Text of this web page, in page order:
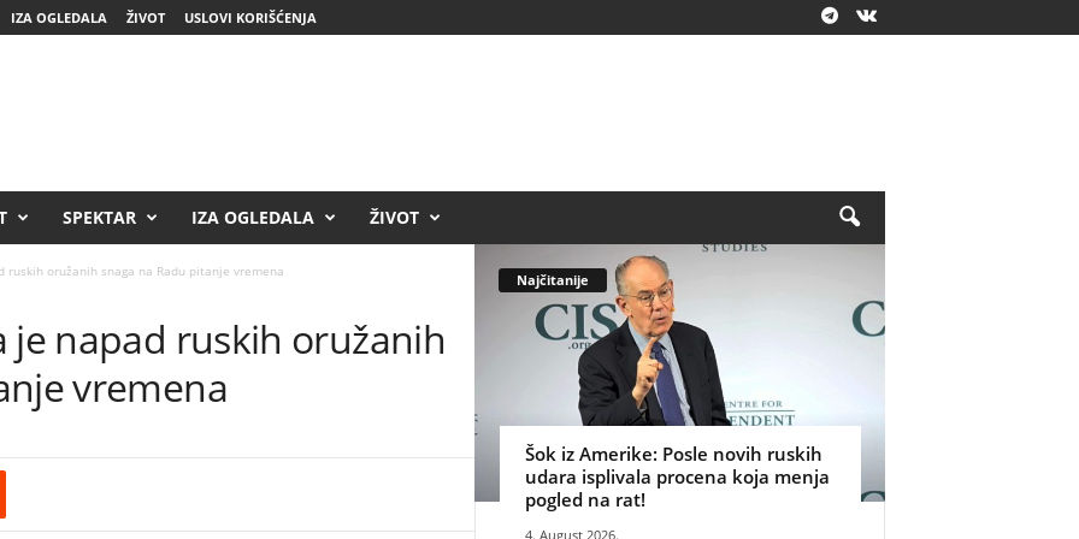
IZA OGLEDALA ŽIVOT USLOVI KORIŠĆENJA
SPEKTAR IZA OGLEDALA ŽIVOT
ruskih oružanih snaga na Radu pitanje vremena
je napad ruskih oružanih
vremena
Najčitanije
Šok iz Amerike: Posle novih ruskih
udara isplivala procena koja menja
pogled na rat!
4. August 2026.